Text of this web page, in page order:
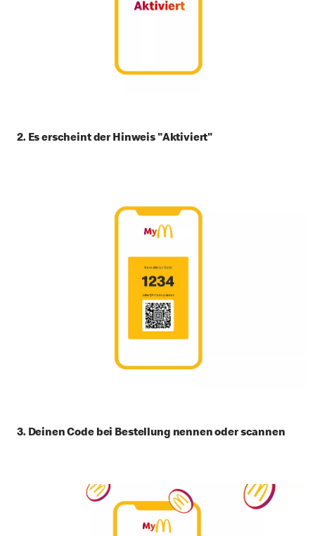
2. Es erscheint der Hinweis "Aktiviert"
3. Deinen Code bei Bestellung nennen oder scannen